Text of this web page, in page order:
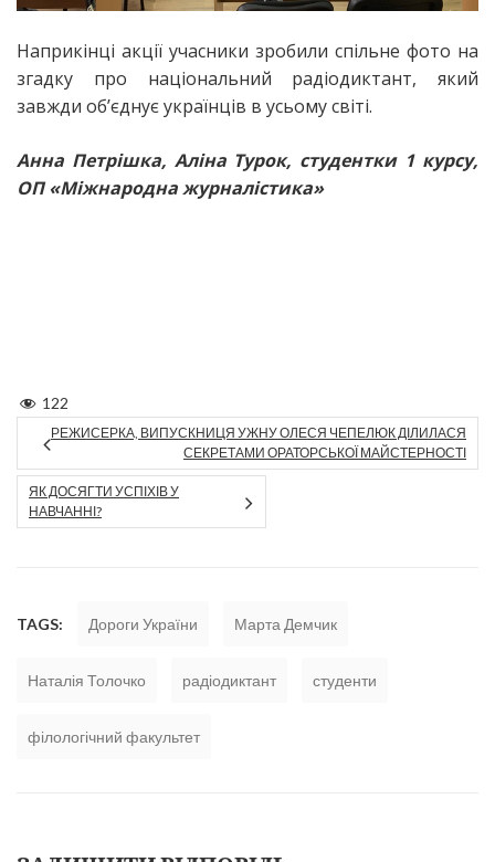
Наприкінці акції учасники зробили спільне фото на
згадку про національний радіодиктант, який
завжди об’єднує українців в усьому світі.
Анна Петрішка, Аліна Турок, студентки 1 курсу,
ОП «Міжнародна журналістика»
122
РЕЖИСЕРКА, ВИПУСКНИЦЯ УЖНУ ОЛЕСЯ ЧЕПЕЛЮК ДІЛИЛАСЯ
СЕКРЕТАМИ ОРАТОРСЬКОЇ МАЙСТЕРНОСТІ
ЯК ДОСЯГТИ УСПІХІВ У
НАВЧАННІ?
TAGS: Дороги України Марта Демчик
Наталія Толочко радіодиктант студенти
філологічний факультет